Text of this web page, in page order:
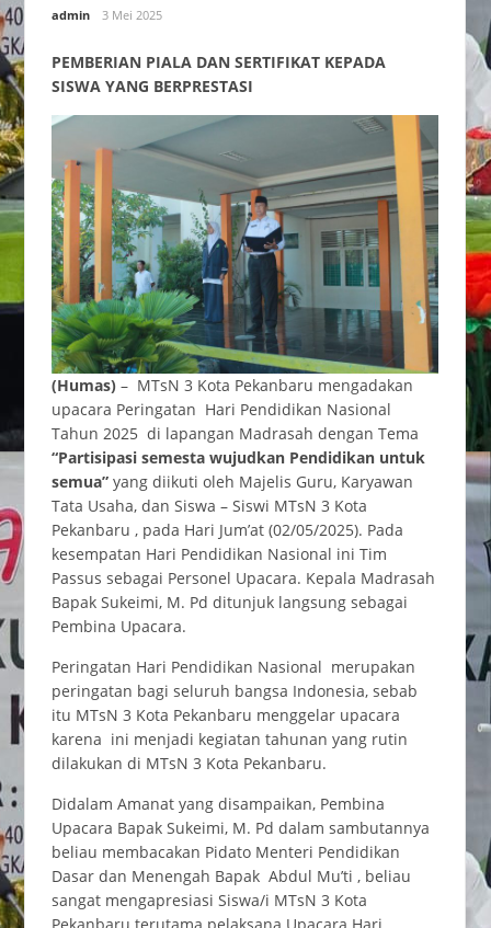
admin 3 Mei 2025
PEMBERIAN PIALA DAN SERTIFIKAT KEPADA
SISWA YANG BERPRESTASI
(Humas)– MTsN 3 Kota Pekanbaru mengadakan
upacara Peringatan Hari Pendidikan Nasional
Tahun 2025 di lapangan Madrasah dengan Tema
“Partisipasi semesta wujudkan Pendidikan untuk
semua”yang diikuti oleh Majelis Guru, Karyawan
Tata Usaha, dan Siswa – Siswi MTsN 3 Kota
Pekanbaru , pada Hari Jum’at (02/05/2025). Pada
kesempatan Hari Pendidikan Nasional ini Tim
Passus sebagai Personel Upacara. Kepala Madrasah
Bapak Sukeimi, M. Pd ditunjuk langsung sebagai
Pembina Upacara.
Peringatan Hari Pendidikan Nasional merupakan
peringatan bagi seluruh bangsa Indonesia, sebab
itu MTsN 3 Kota Pekanbaru menggelar upacara
karena ini menjadi kegiatan tahunan yang rutin
dilakukan di MTsN 3 Kota Pekanbaru.
Didalam Amanat yang disampaikan, Pembina
Upacara Bapak Sukeimi, M. Pd dalam sambutannya
beliau membacakan Pidato Menteri Pendidikan
Dasar dan Menengah Bapak Abdul Mu’ti , beliau
sangat mengapresiasi Siswa/i MTsN 3 Kota